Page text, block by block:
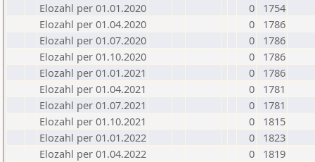
Elozahl per 01.01.2020
0
1754
Elozahl per 01.04.2020
0
1786
Elozahl per 01.07.2020
0
1786
Elozahl per 01.10.2020
0
1786
Elozahl per 01.01.2021
0
1786
Elozahl per 01.04.2021
0
1781
Elozahl per 01.07.2021
0
1781
Elozahl per 01.10.2021
0
1815
Elozahl per 01.01.2022
0
1823
Elozahl per 01.04.2022
0
1819